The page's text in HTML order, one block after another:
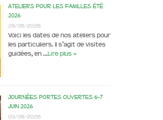
Ateliers pour les familles été
2026
28/06/2026
Voici les dates de nos ateliers pour
les particuliers. Il s’agit de visites
guidées, en …Lire plus »
Journées portes ouvertes 6-7
juin 2026
03/06/2026